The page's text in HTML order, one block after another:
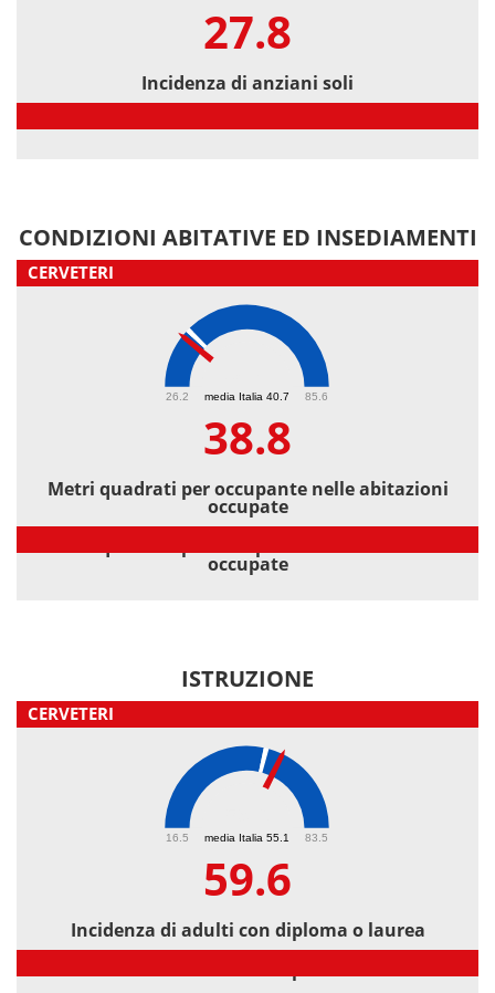
27.8
Incidenza di anziani soli
CONDIZIONI ABITATIVE ED INSEDIAMENTI
CERVETERI
media Italia 40.7
26.2 85.6
38.8
Metri quadrati per occupante nelle abitazioni
occupate
occupate
ISTRUZIONE
CERVETERI
media Italia 55.1
16.5 83.5
59.6
Incidenza di adulti con diploma o laurea